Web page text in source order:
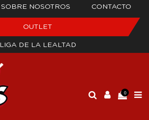
SOBRE NOSOTROS CONTACTO
OUTLET
LIGA DE LA LEALTAD
0